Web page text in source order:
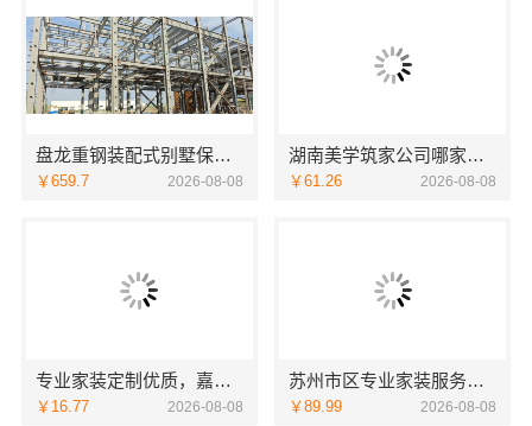
盘龙重钢装配式别墅保温隔热，云南晟构建筑建材有限公司
￥659.7 2026-08-08
湖南美学筑家公司哪家专业：源头直供建材
￥61.26 2026-08-08
专业家装定制优质，嘉兴绿色之家建材科技实现您的理想居所
￥16.77 2026-08-08
苏州市区专业家装服务报价老房翻新_苏州百年豪庭新材料
￥89.99 2026-08-08